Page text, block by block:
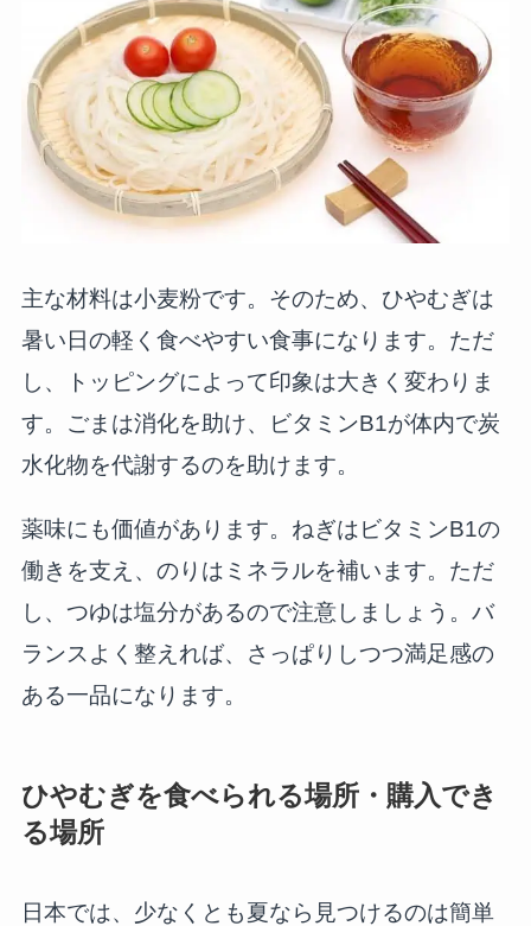
主な材料は小麦粉です。そのため、ひやむぎは
暑い日の軽く食べやすい食事になります。ただ
し、トッピングによって印象は大きく変わりま
す。ごまは消化を助け、ビタミンB1が体内で炭
水化物を代謝するのを助けます。
薬味にも価値があります。ねぎはビタミンB1の
働きを支え、のりはミネラルを補います。ただ
し、つゆは塩分があるので注意しましょう。バ
ランスよく整えれば、さっぱりしつつ満足感の
ある一品になります。
ひやむぎを食べられる場所・購入でき
る場所
日本では、少なくとも夏なら見つけるのは簡単